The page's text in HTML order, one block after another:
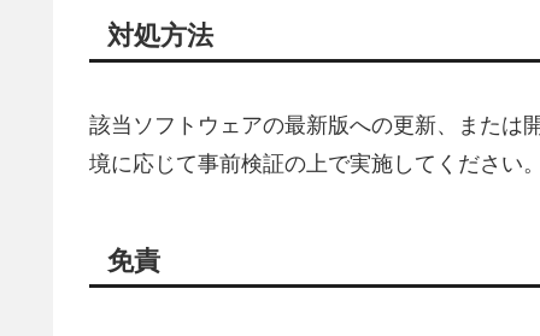
対処方法
該当ソフトウェアの最新版への更新、または
境に応じて事前検証の上で実施してください
免責